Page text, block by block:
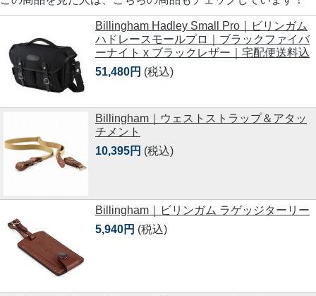
Billingham Hadley Small Pro｜ビリンガム
ハドレースモールプロ｜ブラックファイバ
ーナイト x ブラックレザー｜宅配便送料込
51,480円 (税込)
Billingham｜ウェストストラップ＆アタッ
チメント
10,395円 (税込)
Billingham｜ビリンガム ラゲッジターリー
5,940円 (税込)